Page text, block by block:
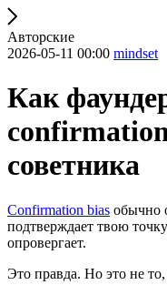
Авторские
2026-05-11 00:00 mindset
Как
советника
Confirmation bias обычно
подтверждает твою
опровергает.
Это правда. Но это не